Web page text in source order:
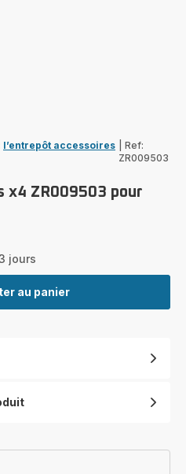
l’entrepôt accessoires
Ref:
ZR009503
x4 ZR009503 pour
jours
au panier